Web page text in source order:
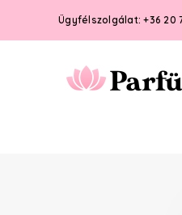
Ügyfélszolgálat: +36 20